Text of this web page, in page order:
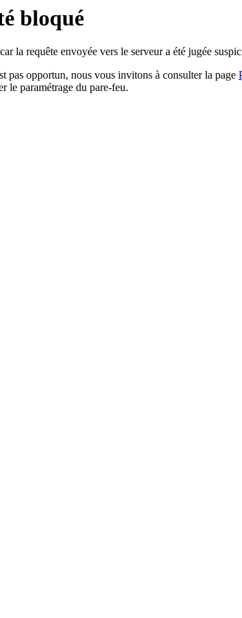
bloqué
la requête envoyée vers le serveur a été jugée
pas opportun, nous vous invitons à consulter la page
le paramétrage du pare-feu.